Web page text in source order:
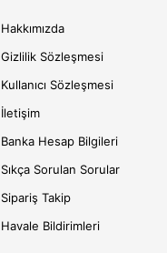
Hakkımızda
Gizlilik Sözleşmesi
Kullanıcı Sözleşmesi
İletişim
Banka Hesap Bilgileri
Sıkça Sorulan Sorular
Sipariş Takip
Havale Bildirimleri